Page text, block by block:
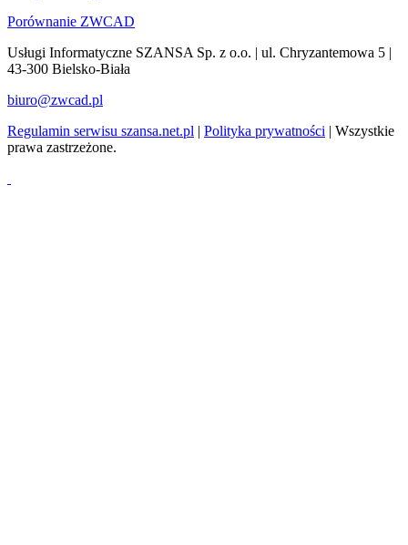
Porównanie ZWCAD
Usługi Informatyczne SZANSA Sp. z o.o. | ul. Chryzantemowa 5 |
43-300 Bielsko-Biała
biuro@zwcad.pl
Regulamin serwisu szansa.net.pl | Polityka prywatności | Wszystkie
prawa zastrzeżone.